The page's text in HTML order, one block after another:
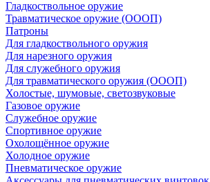
Гладкоствольное оружие
Травматическое оружие (ОООП)
Патроны
Для гладкоствольного оружия
Для нарезного оружия
Для служебного оружия
Для травматического оружия (ОООП)
Холостые, шумовые, светозвуковые
Газовое оружие
Служебное оружие
Спортивное оружие
Охолощённое оружие
Холодное оружие
Пневматическое оружие